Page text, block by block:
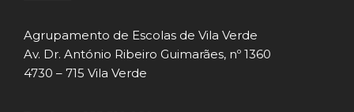
Agrupamento de Escolas de Vila Verde
Av. Dr. António Ribeiro Guimarães, nº 1360
4730 – 715 Vila Verde